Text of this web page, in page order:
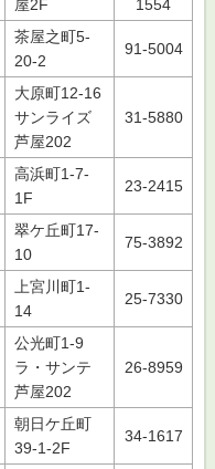
屋2F
1554
茶屋之町5-
20-2
91-5004
大原町12-16
サンライズ
芦屋202
31-5880
高浜町1-7-
1F
23-2415
翠ケ丘町17-
10
75-3892
上宮川町1-
14
25-7330
公光町1-9
ラ・サンテ
芦屋202
26-8959
朝日ケ丘町
39-1-2F
34-1617